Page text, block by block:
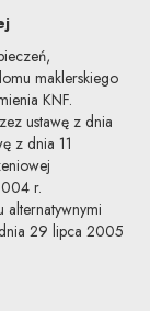
maklerskiego
KNF.
ustawę z dnia
z dnia 11
r.
alternatywnymi
29 lipca 2005